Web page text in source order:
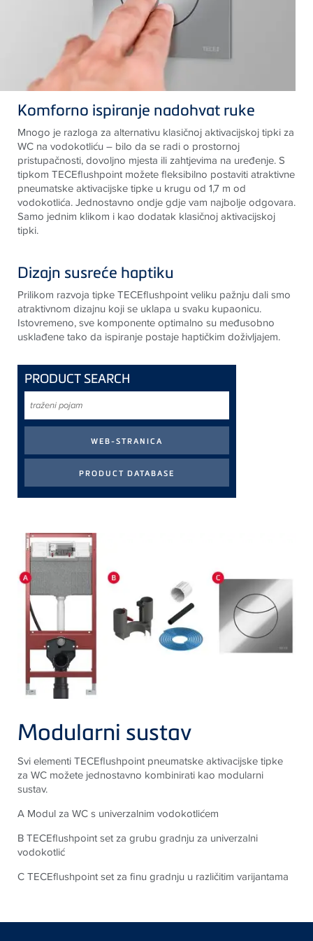
Komforno ispiranje nadohvat ruke
Mnogo je razloga za alternativu klasičnoj aktivacijskoj tipki za
WC na vodokotliću – bilo da se radi o prostornoj
pristupačnosti, dovoljno mjesta ili zahtjevima na uređenje. S
tipkom TECEflushpoint možete fleksibilno postaviti atraktivne
pneumatske aktivacijske tipke u krugu od 1,7 m od
vodokotlića. Jednostavno ondje gdje vam najbolje odgovara.
Samo jednim klikom i kao dodatak klasičnoj aktivacijskoj
tipki.
Dizajn susreće haptiku
Prilikom razvoja tipkeTECEflushpoint veliku pažnju dali smo
atraktivnom dizajnu koji se uklapa u svaku kupaonicu.
Istovremeno, sve komponente optimalno su međusobno
usklađene tako da ispiranje postaje haptičkim doživljajem.
PRODUCT SEARCH
pojam
Modularni sustav
Svi elementiTECEflushpoint pneumatske aktivacijske tipke
za WC možete jednostavno kombinirati kao modularni
sustav.
A Modul za WC s univerzalnim vodokotlićem
B TECEflushpoint set za grubu gradnju za univerzalni
vodokotlić
C TECEflushpoint set za finu gradnju u različitim varijantama